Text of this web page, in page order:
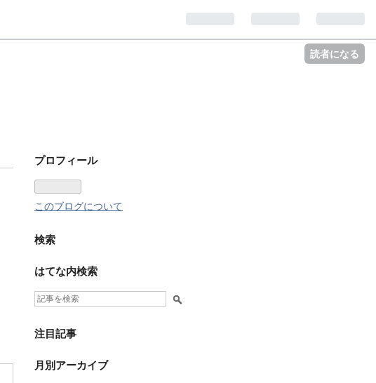
読者になる
プロフィール
このブログについて
検索
はてな内検索
注目記事
月別アーカイブ